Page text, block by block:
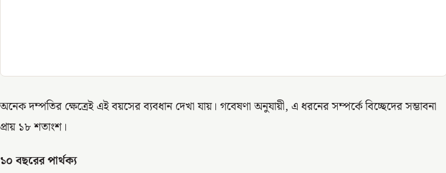
অনেক দম্পতির ক্ষেত্রেই এই বয়সের ব্যবধান দেখা যায়। গবেষণা অনুযায়ী, এ ধরনের সম্পর্কে বিচ্ছেদের সম্ভাবনা
প্রায় ১৮ শতাংশ।
১০ বছরের পার্থক্য